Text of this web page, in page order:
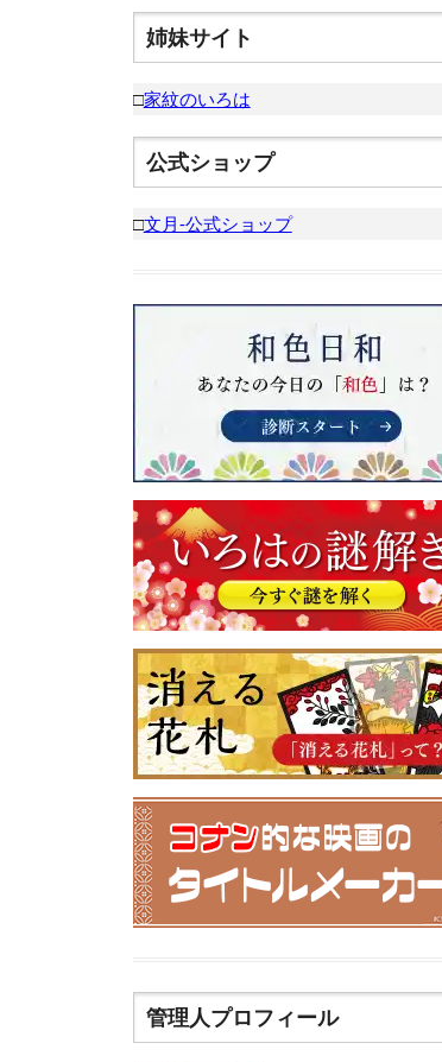
姉妹サイト
□家紋のいろは
公式ショップ
□文月-公式ショップ
管理人プロフィール